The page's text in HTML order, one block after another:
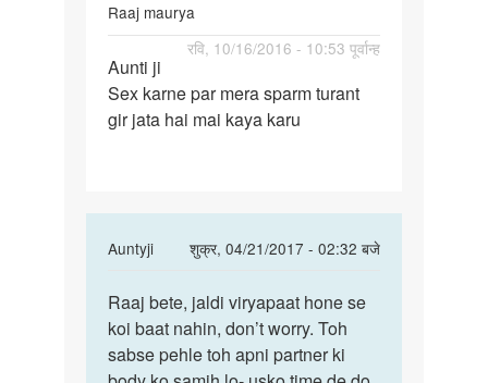
Raaj maurya
रवि, 10/16/2016 - 10:53 पूर्वान्ह
Aunti
ji
Sex
Aunti ji
Sex karne par mera sparm turant
gir jata hai mai kaya karu
Auntyji
शुक्र, 04/21/2017 - 02:32 बजे
In
to
Aunti
ji
Sex
Raaj
bete,
jaldi
viryapaat
Raaj bete, jaldi viryapaat hone se
koi baat nahin, don’t worry. Toh
sabse pehle toh apni partner ki